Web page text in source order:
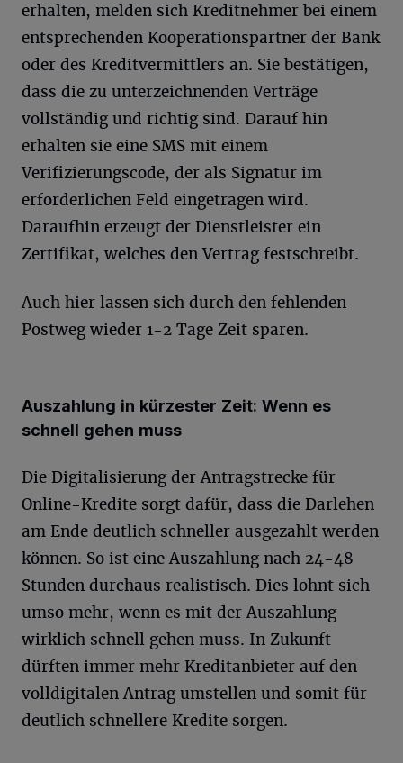
erhalten, melden sich Kreditnehmer bei einem
entsprechenden Kooperationspartner der Bank
oder des Kreditvermittlers an. Sie bestätigen,
dass die zu unterzeichnenden Verträge
vollständig und richtig sind. Darauf hin
erhalten sie eine SMS mit einem
Verifizierungscode, der als Signatur im
erforderlichen Feld eingetragen wird.
Daraufhin erzeugt der Dienstleister ein
Zertifikat, welches den Vertrag festschreibt.
Auch hier lassen sich durch den fehlenden
Postweg wieder 1-2 Tage Zeit sparen.
Auszahlung in kürzester Zeit: Wenn es
schnell gehen muss
Die Digitalisierung der Antragstrecke für
Online-Kredite sorgt dafür, dass die Darlehen
am Ende deutlich schneller ausgezahlt werden
können. So ist eine Auszahlung nach 24-48
Stunden durchaus realistisch. Dies lohnt sich
umso mehr, wenn es mit der Auszahlung
wirklich schnell gehen muss. In Zukunft
dürften immer mehr Kreditanbieter auf den
volldigitalen Antrag umstellen und somit für
deutlich schnellere Kredite sorgen.